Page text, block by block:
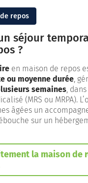
repos
séjour
?
en maison de repos
ou moyenne durée ,
semaines ,
(MRS ou MRPA).
âgées un
sur un
la maison de